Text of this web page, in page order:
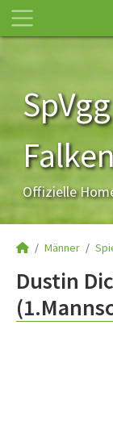
Offizielle
Männer
Dustin